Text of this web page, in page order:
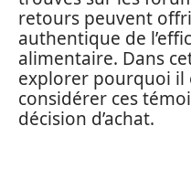
retours peuvent
authentique de
alimentaire. Dans
explorer pourquoi il
considérer ces
décision d’achat.